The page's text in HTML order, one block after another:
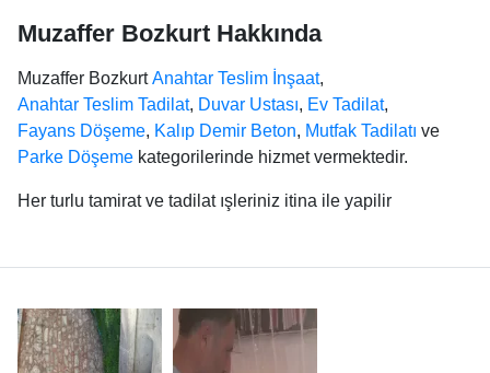
Muzaffer Bozkurt Hakkında
Muzaffer BozkurtAnahtar Teslim İnşaat,
Anahtar Teslim Tadilat, Duvar Ustası, Ev Tadilat,
Fayans Döşeme, Kalıp Demir Beton, Mutfak Tadilatı ve
Parke Döşeme kategorilerinde hizmet vermektedir.
Her turlu tamirat ve tadilat ışleriniz itina ile yapilir